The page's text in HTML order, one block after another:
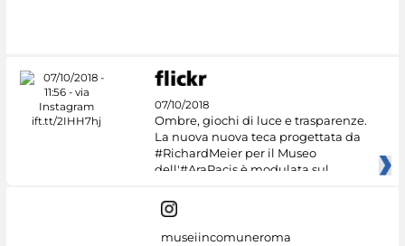
07/10/2018
Ombre, giochi di luce e trasparenze.
La nuova nuova teca progettata da
#RichardMeier per il Museo
dell'#AraPacis è modulata sul
museiincomuneroma